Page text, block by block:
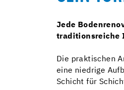
Jede
traditionsreiche
Die praktischen
eine niedrige
Schicht für